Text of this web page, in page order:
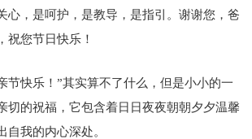
心，是呵护，是教导，是指引。谢谢您，爸
祝您节日快乐！
节快乐！”其实算不了什么，但是小小的一
切的祝福，它包含着日日夜夜朝朝夕夕温馨
自我的内心深处。